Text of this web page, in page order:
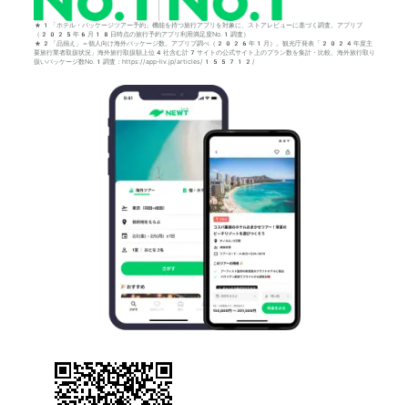
*1「ホテル・パッケージツアー予約」機能を持つ旅行アプリを対象に、ストアレビューに基づく調査。アプリブ
（2025年6月18日時点の旅行予約アプリ利用満足度No.1調査）
*2「品揃え」＝個人向け海外パッケージ数。アプリブ調べ（2026年1月）。観光庁発表「2024年度主
要旅行業者取扱状況」海外旅行取扱額上位4社含む計7サイトの公式サイト上のプラン数を集計・比較。海外旅行取り
扱いパッケージ数No.1調査：https://app-liv.jp/articles/155712/